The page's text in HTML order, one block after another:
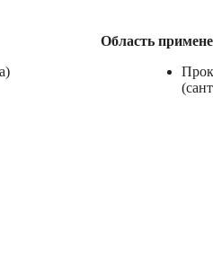
Область